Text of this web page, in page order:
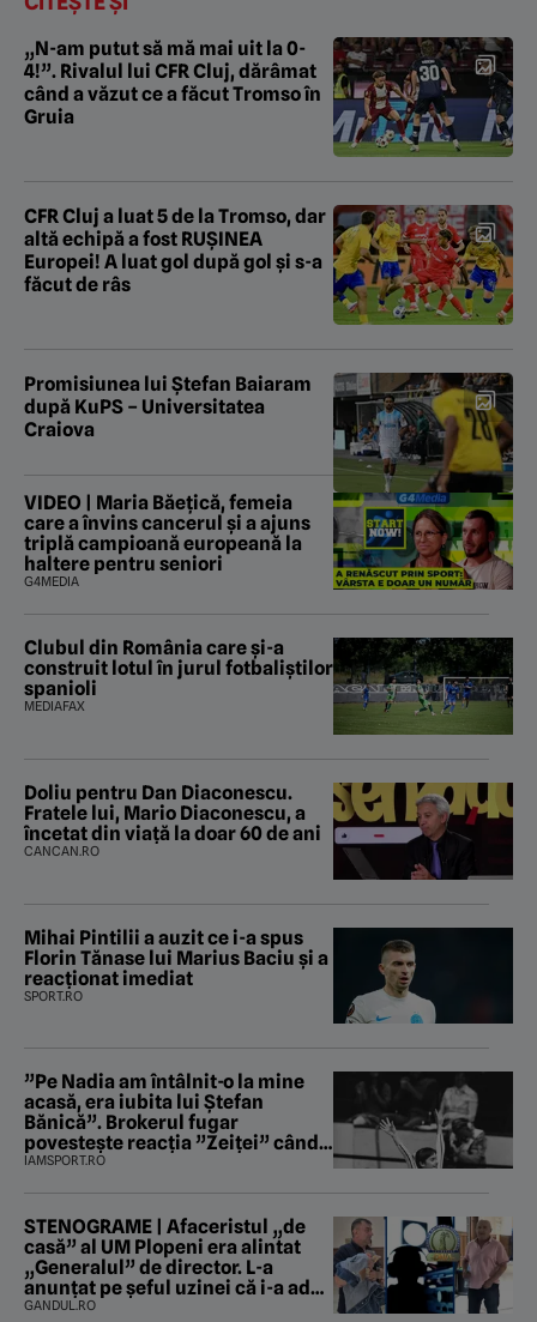
„N-am putut să mă mai uit la 0-
4!”. Rivalul lui CFR Cluj, dărâmat
când a văzut ce a făcut Tromso în
Gruia
CFR Cluj a luat 5 de la Tromso, dar
altă echipă a fost RUȘINEA
Europei! A luat gol după gol și s-a
făcut de râs
Promisiunea lui Ștefan Baiaram
după KuPS – Universitatea
Craiova
VIDEO | Maria Băețică, femeia
care a învins cancerul și a ajuns
triplă campioană europeană la
haltere pentru seniori
G4MEDIA
Clubul din România care și-a
construit lotul în jurul fotbaliștilor
spanioli
MEDIAFAX
Doliu pentru Dan Diaconescu.
Fratele lui, Mario Diaconescu, a
încetat din viață la doar 60 de ani
CANCAN.RO
Mihai Pintilii a auzit ce i-a spus
Florin Tănase lui Marius Baciu și a
reacționat imediat
SPORT.RO
”Pe Nadia am întâlnit-o la mine
acasă, era iubita lui Ștefan
Bănică”. Brokerul fugar
povestește reacția ”Zeiței” când
i-a intrat în baie
IAMSPORT.RO
STENOGRAME | Afaceristul „de
casă” al UM Plopeni era alintat
„Generalul” de director. L-a
anunțat pe șeful uzinei că i-a adus
„subțireanu, așa”
GANDUL.RO